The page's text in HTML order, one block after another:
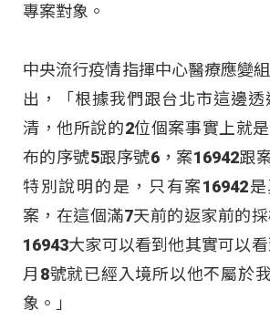
專案對象。
中央流行疫情指揮中心醫療應變
出，「根據我們跟台北市這邊
清，他所說的2位個案事實上就
布的序號5跟序號6，案16942跟
特別說明的是，只有案16942
案，在這個滿7天前的返家前的
16943大家可以看到他其實可以
月8號就已經入境所以他不屬於
象。」